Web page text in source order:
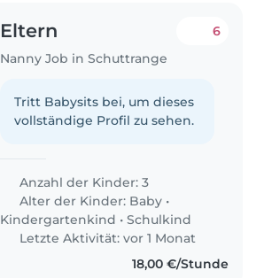
Eltern
Nanny Job in Schuttrange
6
Tritt Babysits bei, um dieses
vollständige Profil zu sehen.
Anzahl der Kinder: 3
Alter der Kinder: Baby •
Kindergartenkind •Schulkind
Letzte Aktivität: vor 1 Monat
18,00 €/Stunde